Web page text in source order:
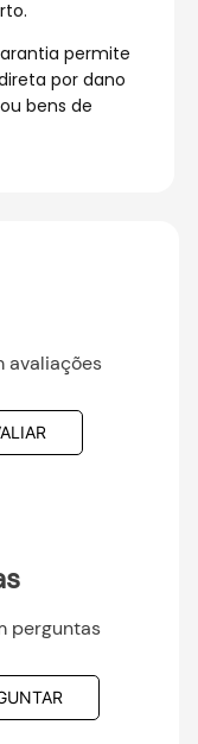
permite
por dano
bens de
avaliações
perguntas